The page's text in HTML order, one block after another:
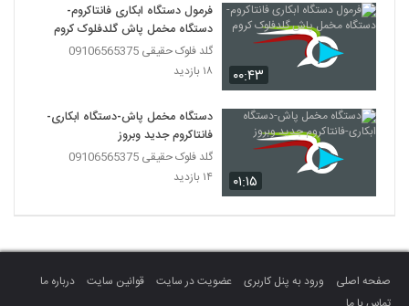
۰۰:۴۳
فرمول دستگاه ابکاری فانتاکروم-
دستگاه مخمل پاش گلدفلوک کروم
گلد فلوک حقیقی 09106565375
۱۸ بازدید
۰۱:۱۵
دستگاه مخمل پاش-دستگاه ابکاری-
فانتاکروم جدید وبروز
گلد فلوک حقیقی 09106565375
۱۴ بازدید
صفحه اصلی ورود به پنل کاربری عضویت در سایت قوانین سایت
درباره ما